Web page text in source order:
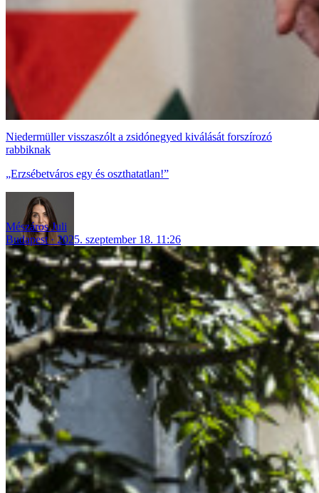
Niedermüller visszaszólt a zsidónegyed kiválását forszírozó
rabbiknak
„Erzsébetváros egy és oszthatatlan!”
Mészáros Juli
Budapest
2025. szeptember 18. 11:26